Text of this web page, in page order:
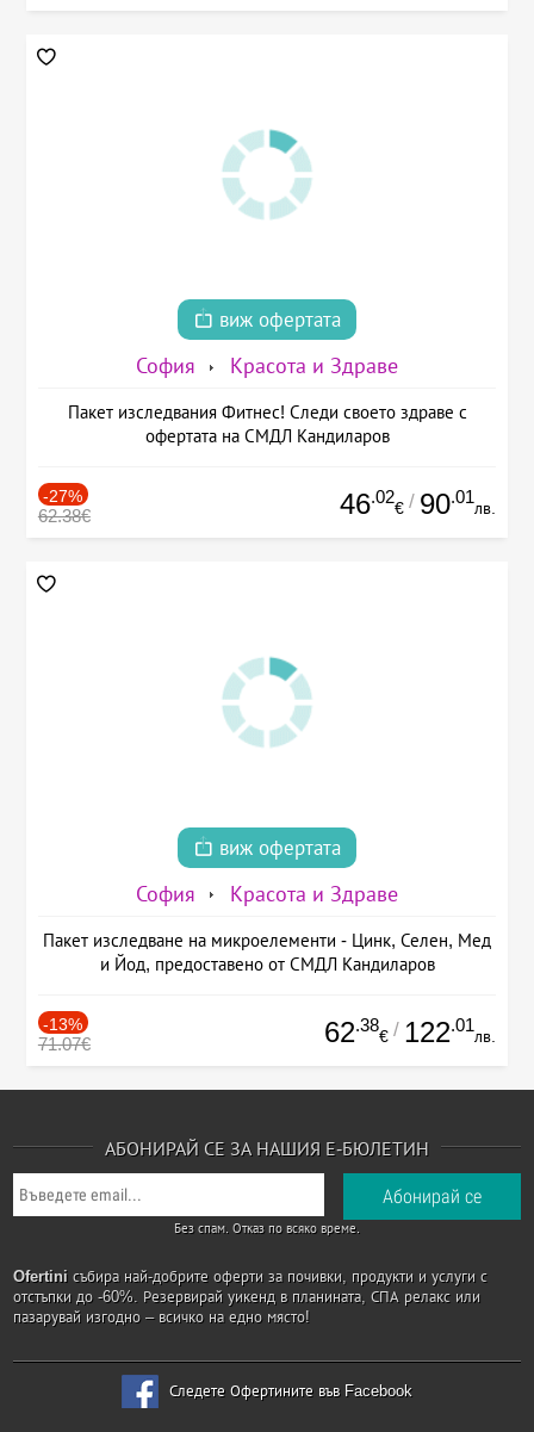
виж офертата
София Красота и Здраве
Пакет изследвания Фитнес! Следи своето здраве с
офертата на СМДЛ Кандиларов
-27%
62.38€ 46.02
€ / 90.01
лв.
виж офертата
София Красота и Здраве
Пакет изследване на микроелементи - Цинк, Селен, Мед
и Йод, предоставено от СМДЛ Кандиларов
-13%
71.07€ 62.38
€ / 122.01
лв.
АБОНИРАЙ СЕ ЗА НАШИЯ Е-БЮЛЕТИН
Без спам. Отказ по всяко време.
Ofertini събира най-добрите оферти за почивки, продукти и услуги с
отстъпки до -60%. Резервирай уикенд в планината, СПА релакс или
пазарувай изгодно – всичко на едно място!
Следете Офертините във Facebook